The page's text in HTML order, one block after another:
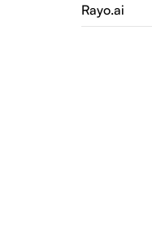
Rayo.ai